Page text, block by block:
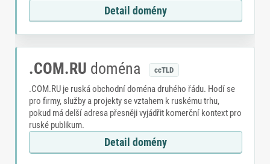
Detail domény
.COM.RU doména ccTLD
.COM.RU je ruská obchodní doména druhého řádu. Hodí se
pro firmy, služby a projekty se vztahem k ruskému trhu,
pokud má delší adresa přesněji vyjádřit komerční kontext pro
ruské publikum.
Detail domény